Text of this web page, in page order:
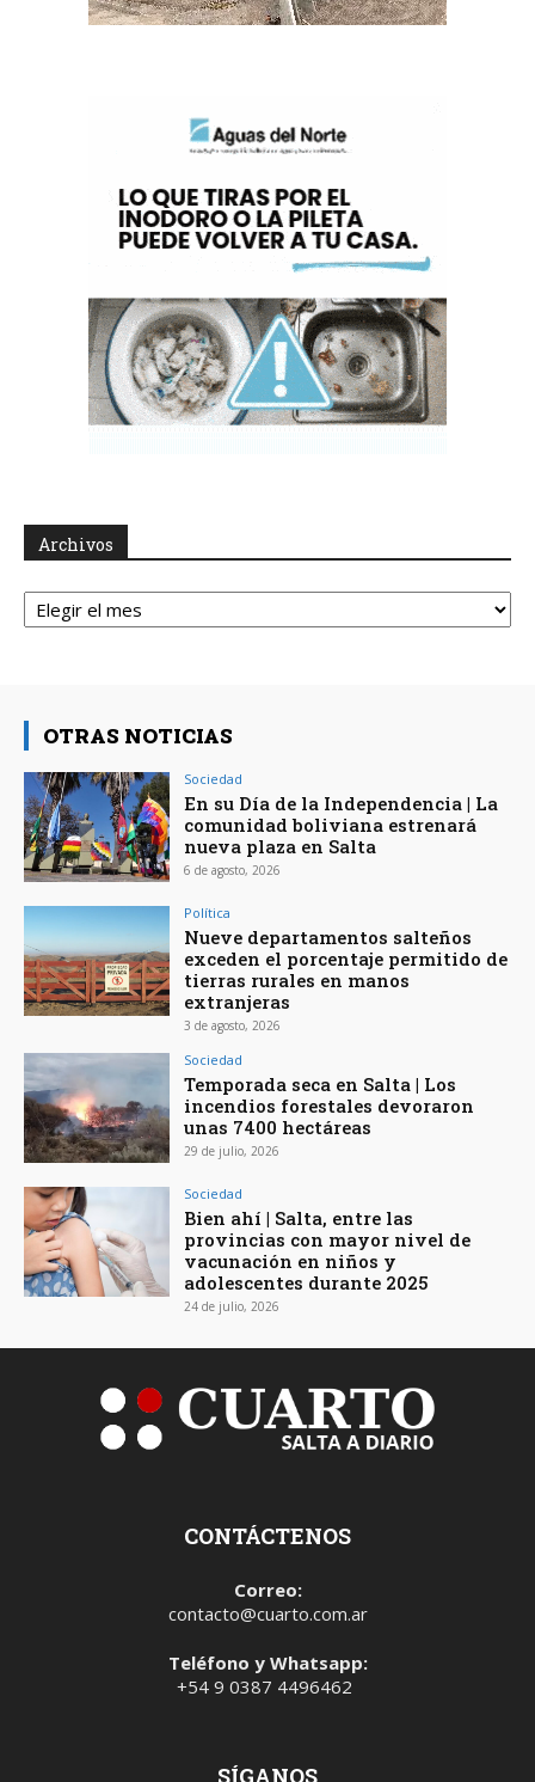
Archivos
Archivos
OTRAS NOTICIAS
Sociedad
En su Día de la Independencia | La
comunidad boliviana estrenará
nueva plaza en Salta
6 de agosto, 2026
Política
Nueve departamentos salteños
exceden el porcentaje permitido de
tierras rurales en manos
extranjeras
3 de agosto, 2026
Sociedad
Temporada seca en Salta | Los
incendios forestales devoraron
unas 7400 hectáreas
29 de julio, 2026
Sociedad
Bien ahí | Salta, entre las
provincias con mayor nivel de
vacunación en niños y
adolescentes durante 2025
24 de julio, 2026
CONTÁCTENOS
Correo:
contacto@cuarto.com.ar
Teléfono y Whatsapp:
+54 9 0387 4496462
SÍGANOS